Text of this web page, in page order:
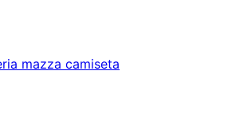
mazza camiseta